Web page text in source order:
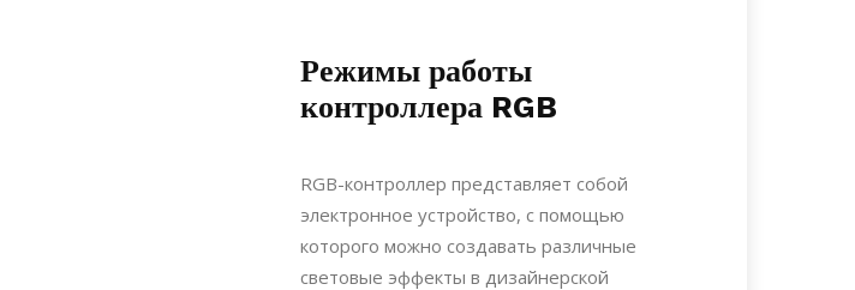
Режимы работы
контроллера RGB
23.02.2018
RGB-контроллер представляет собой
электронное устройство, с помощью
которого можно создавать различные
световые эффекты в дизайнерской